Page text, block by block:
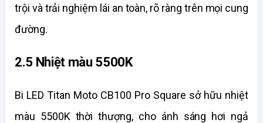
trội và trải nghiệm lái an toàn, rõ ràng trên mọi cung
đường.
2.5 Nhiệt màu 5500K
Bi LED Titan Moto CB100 Pro Square sở hữu nhiệt
màu 5500K thời thượng, cho ánh sáng hơi ngả